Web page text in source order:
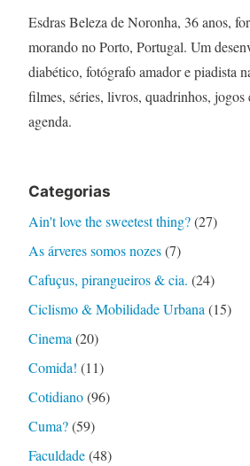
Esdras Beleza de Noronha, 36 anos,
morando no Porto, Portugal. Um
diabético, fotógrafo amador e piadista
filmes, séries, livros, quadrinhos, jogos
agenda.
Categorias
Ain't love the sweetest thing?(27)
As árveres somos nozes(7)
Cafuçus, pirangueiros & cia. (24)
Ciclismo & Mobilidade Urbana (15)
Cinema (20)
Comida! (11)
Cotidiano(96)
Cuma?(59)
Faculdade(48)